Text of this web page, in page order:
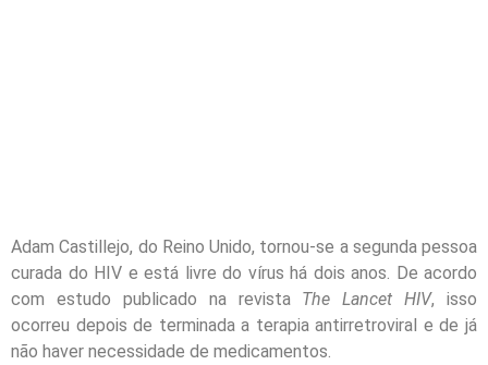
Adam Castillejo, do Reino Unido, tornou-se a segunda pessoa
curada do HIV e está livre do vírus há dois anos. De acordo
com estudo publicado na revista The Lancet HIV, isso
ocorreu depois de terminada a terapia antirretroviral e de já
não haver necessidade de medicamentos.